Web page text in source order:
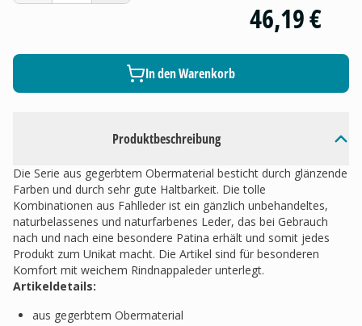
Produktbeschreibung
Die Serie aus gegerbtem Obermaterial besticht durch glänzende
Farben und durch sehr gute Haltbarkeit. Die tolle
Kombinationen aus Fahlleder ist ein gänzlich unbehandeltes,
naturbelassenes und naturfarbenes Leder, das bei Gebrauch
nach und nach eine besondere Patina erhält und somit jedes
Produkt zum Unikat macht. Die Artikel sind für besonderen
Komfort mit weichem Rindnappaleder unterlegt.
Artikeldetails:
aus gegerbtem Obermaterial
46,19 €
In den Warenkorb